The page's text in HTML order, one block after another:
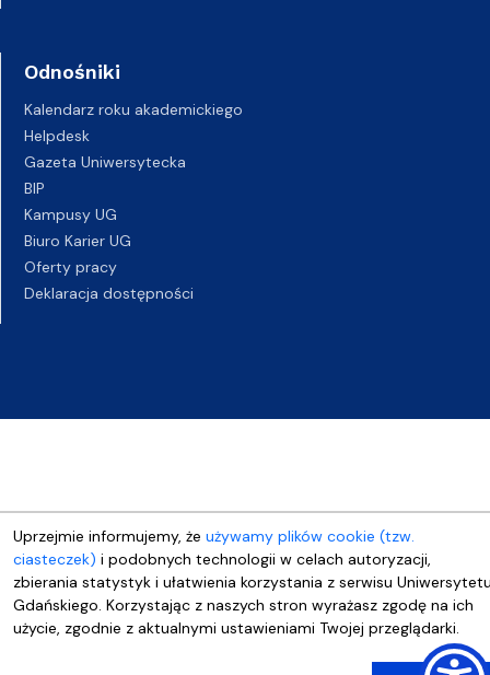
Uprzejmie informujemy, że używamy plików cookie (tzw.
ciasteczek) i podobnych technologii w celach autoryzacji,
zbierania statystyk i ułatwienia korzystania z serwisu
Gdańskiego. Korzystając z naszych stron wyrażasz zgodę na ich
użycie, zgodnie z aktualnymi ustawieniami Twojej przeglądarki.
Odnośniki
Kalendarz roku akademickiego
Helpdesk
Gazeta Uniwersytecka
BIP
Kampusy UG
Biuro Karier UG
Oferty pracy
Deklaracja dostępności